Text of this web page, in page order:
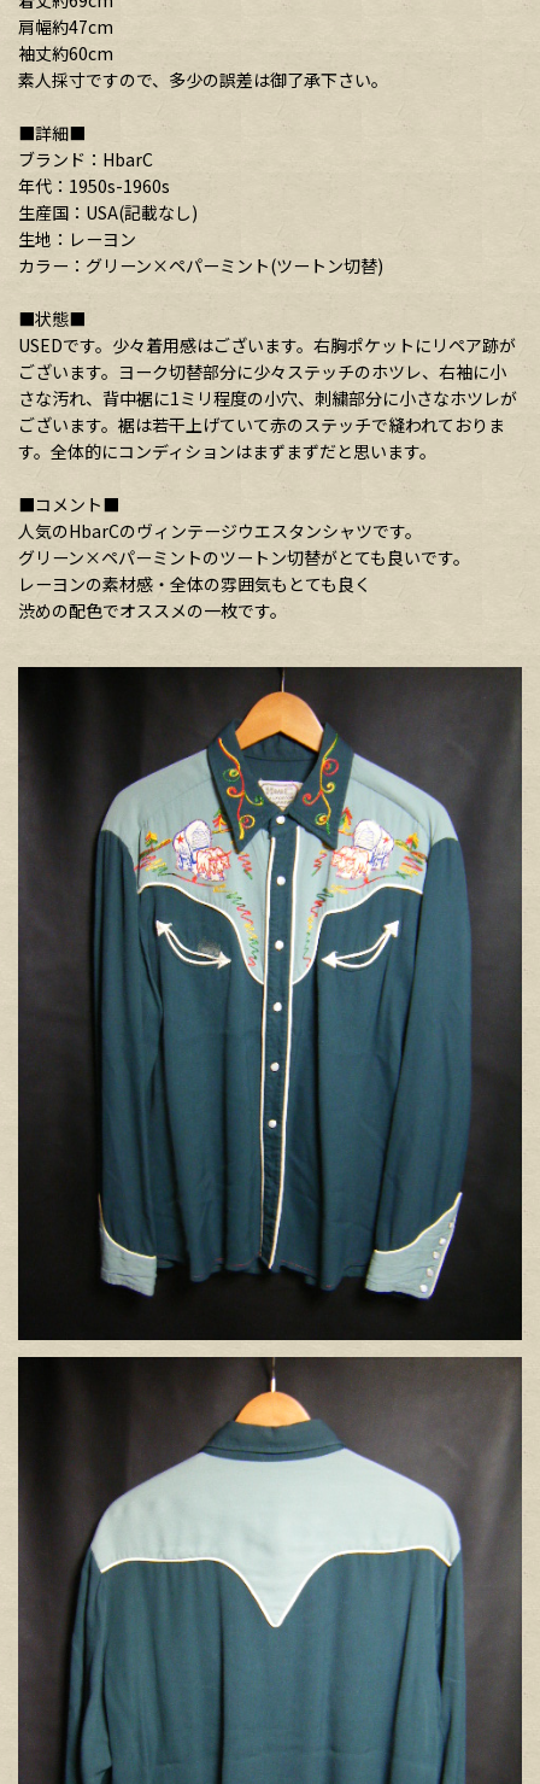
肩幅約47cm
袖丈約60cm
素人採寸ですので、多少の誤差は御了承下さい。
■詳細■
ブランド：HbarC
年代：1950s-1960s
生産国：USA(記載なし)
生地：レーヨン
カラー：グリーン×ペパーミント(ツートン切替)
■状態■
USEDです。少々着用感はございます。右胸ポケットにリペア跡が
ございます。ヨーク切替部分に少々ステッチのホツレ、右袖に小
さな汚れ、背中裾に1ミリ程度の小穴、刺繍部分に小さなホツレが
ございます。裾は若干上げていて赤のステッチで縫われておりま
す。全体的にコンディションはまずまずだと思います。
■コメント■
人気のHbarCのヴィンテージウエスタンシャツです。
グリーン×ペパーミントのツートン切替がとても良いです。
レーヨンの素材感・全体の雰囲気もとても良く
渋めの配色でオススメの一枚です。